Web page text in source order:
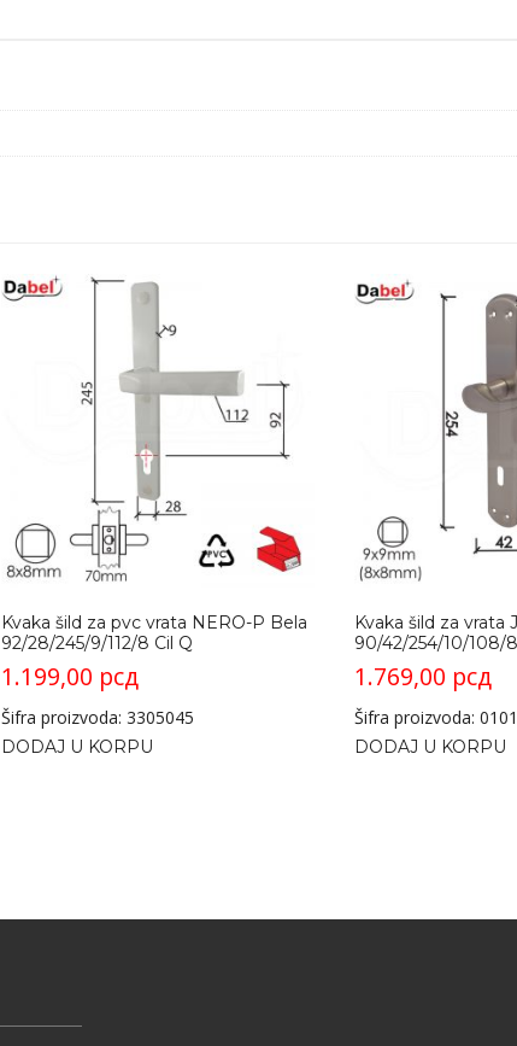
Kvaka šild za pvc vrata NERO-P Bela
92/28/245/9/112/8 Cil Q
1.199,00 рсд
Šifra proizvoda: 3305045
DODAJ U KORPU
Kvaka šild za vrata
90/42/254/10/108/
1.769,00 рсд
Šifra proizvoda:
DODAJ U KORPU